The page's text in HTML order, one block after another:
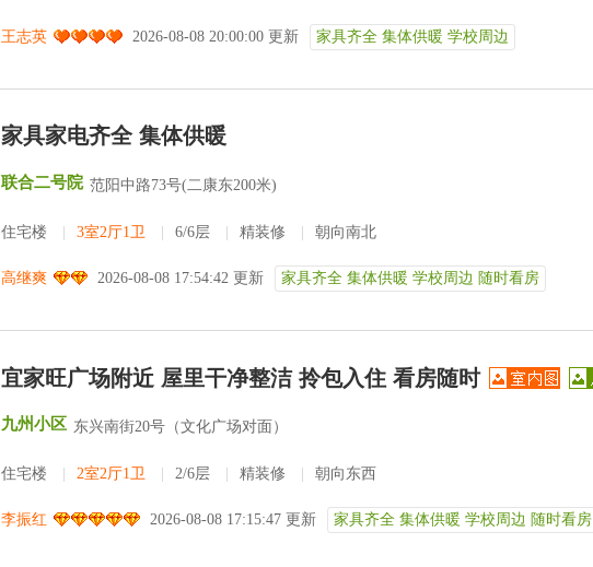
王志英 2026-08-08 20:00:00 更新 家具齐全 集体供暖 学校周边
家具家电齐全 集体供暖
联合二号院 范阳中路73号(二康东200米)
住宅楼 3室2厅1卫 6/6层 精装修 朝向南北
高继爽 2026-08-08 17:54:42 更新 家具齐全 集体供暖 学校周边 随时看房
宜家旺广场附近 屋里干净整洁 拎包入住 看房随时
九州小区 东兴南街20号（文化广场对面）
住宅楼 2室2厅1卫 2/6层 精装修 朝向东西
李振红 2026-08-08 17:15:47 更新 家具齐全 集体供暖 学校周边 随时看房